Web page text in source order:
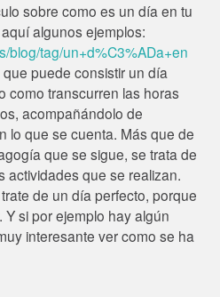
sobre como es un día en tu
algunos ejemplos:
blog/tag/un+d%C3%ADa+en
puede consistir un día
como transcurren las horas
acompañándolo de
lo que se cuenta. Más que de
que se sigue, se trata de
actividades que se realizan.
de un día perfecto, porque
si por ejemplo hay algún
interesante ver como se ha